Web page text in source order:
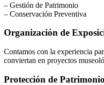
– Gestión de Patrimonio
– Conservación Preventiva
Organización de
Contamos con la experiencia
conviertan en proyectos
Protección de